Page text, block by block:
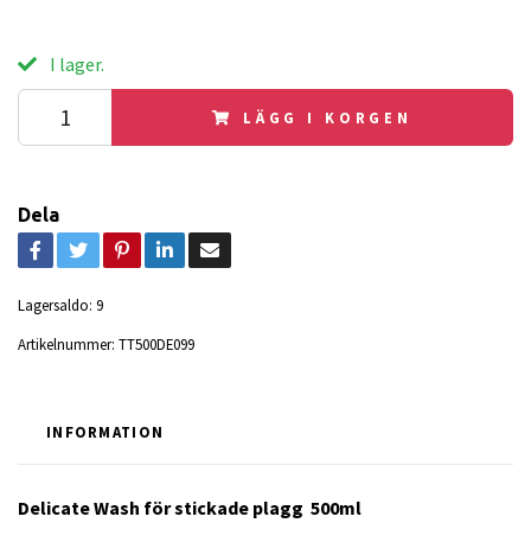
I lager.
LÄGG I KORGEN
Dela
Lagersaldo: 9
Artikelnummer: TT500DE099
INFORMATION
Delicate Wash för stickade plagg 500ml